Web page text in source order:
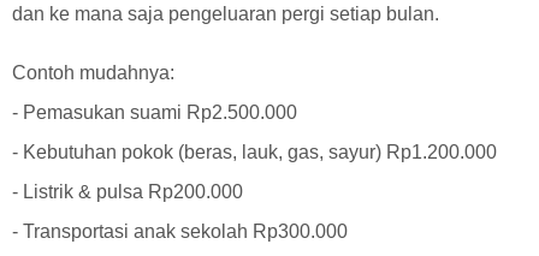
dan ke mana saja pengeluaran pergi setiap bulan.
Contoh mudahnya:
- Pemasukan suami Rp2.500.000
- Kebutuhan pokok (beras, lauk, gas, sayur) Rp1.200.000
- Listrik & pulsa Rp200.000
- Transportasi anak sekolah Rp300.000